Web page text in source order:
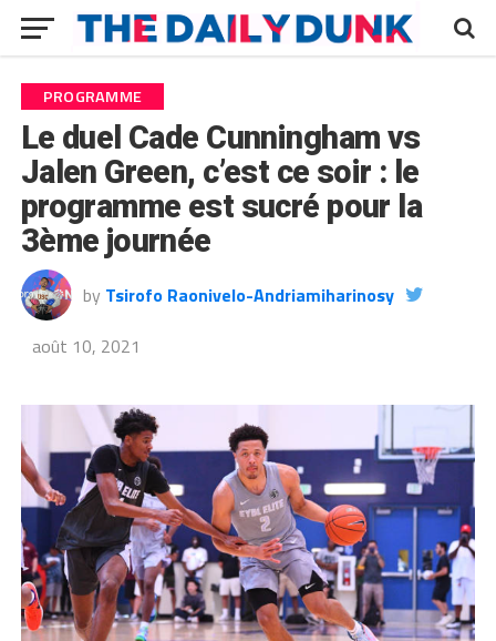
PROGRAMME
Le duel Cade Cunningham vs
Jalen Green, c’est ce soir : le
programme est sucré pour la
3ème journée
by Tsirofo Raonivelo-Andriamiharinosy
août 10, 2021